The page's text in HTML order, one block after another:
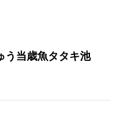
う当歳魚タタキ池